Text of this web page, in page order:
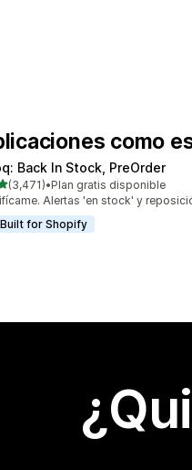
como
Back In Stock, PreOrder
5 estrellas
(3,471)
reseñas en total
•Plan gratis disponible
Alertas 'en stock' y
Built for Shopify